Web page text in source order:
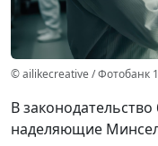
© ailikecreative / Фотобанк
В
наделяющие